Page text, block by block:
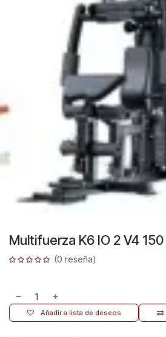
Multifuerza K6 IO 2 V4 150
(0 reseña)
Añadir a lista de deseos